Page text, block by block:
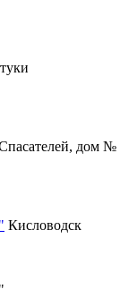
дом №
Кисловодск